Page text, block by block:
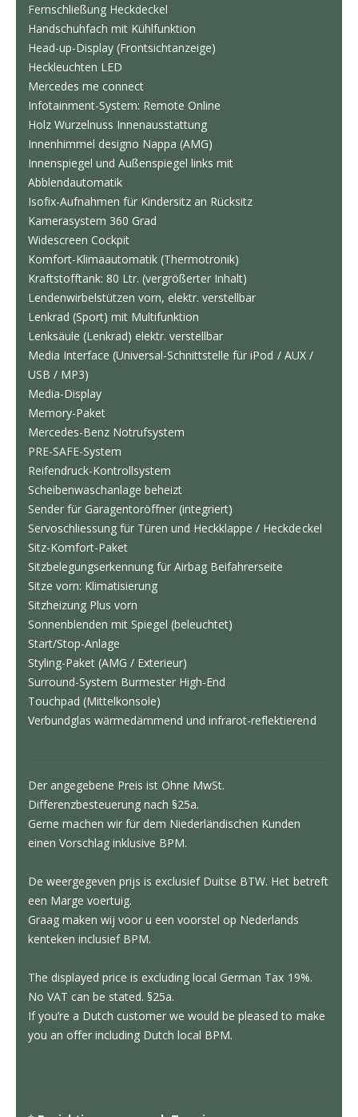
Fernschließung Heckdeckel
Handschuhfach mit Kühlfunktion
Head-up-Display (Frontsichtanzeige)
Heckleuchten LED
Mercedes me connect
Infotainment-System: Remote Online
Holz Wurzelnuss Innenausstattung
Innenhimmel designo Nappa (AMG)
Innenspiegel und Außenspiegel links mit
Abblendautomatik
Isofix-Aufnahmen für Kindersitz an Rücksitz
Kamerasystem 360 Grad
Widescreen Cockpit
Komfort-Klimaautomatik (Thermotronik)
Kraftstofftank: 80 Ltr. (vergrößerter Inhalt)
Lendenwirbelstützen vorn, elektr. verstellbar
Lenkrad (Sport) mit Multifunktion
Lenksäule (Lenkrad) elektr. verstellbar
Media Interface (Universal-Schnittstelle für iPod / AUX /
USB / MP3)
Media-Display
Memory-Paket
Mercedes-Benz Notrufsystem
PRE-SAFE-System
Reifendruck-Kontrollsystem
Scheibenwaschanlage beheizt
Sender für Garagentoröffner (integriert)
Servoschliessung für Türen und Heckklappe / Heckdeckel
Sitz-Komfort-Paket
Sitzbelegungserkennung für Airbag Beifahrerseite
Sitze vorn: Klimatisierung
Sitzheizung Plus vorn
Sonnenblenden mit Spiegel (beleuchtet)
Start/Stop-Anlage
Styling-Paket (AMG / Exterieur)
Surround-System Burmester High-End
Touchpad (Mittelkonsole)
Verbundglas wärmedämmend und infrarot-reflektierend
Der angegebene Preis ist Ohne MwSt.
Differenzbesteuerung nach §25a.
Gerne machen wir für dem Niederländischen Kunden
einen Vorschlag inklusive BPM.
De weergegeven prijs is exclusief Duitse BTW. Het betreft
een Marge voertuig.
Graag maken wij voor u een voorstel op Nederlands
kenteken inclusief BPM.
The displayed price is excluding local German Tax 19%.
No VAT can be stated. §25a.
If you’re a Dutch customer we would be pleased to make
you an offer including Dutch local BPM.